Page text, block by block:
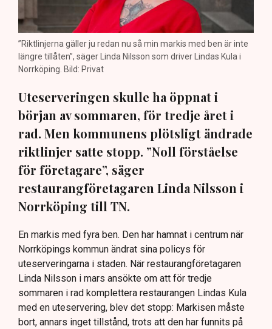
”Riktlinjerna gäller ju redan nu så min markis med ben är inte
längre tillåten”, säger Linda Nilsson som driver Lindas Kula i
Norrköping. Bild: Privat
Uteserveringen skulle ha öppnat i
början av sommaren, för tredje året i
rad. Men kommunens plötsligt ändrade
riktlinjer satte stopp. ”Noll förståelse
för företagare”, säger
restaurangföretagaren Linda Nilsson i
Norrköping till TN.
En markis med fyra ben. Den har hamnat i centrum när
Norrköpings kommun ändrat sina policys för
uteserveringarna i staden. När restaurangföretagaren
Linda Nilsson i mars ansökte om att för tredje
sommaren i rad komplettera restaurangen Lindas Kula
med en uteservering, blev det stopp: Markisen måste
bort, annars inget tillstånd, trots att den har funnits på